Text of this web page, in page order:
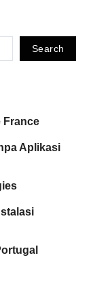
Search
France
Aplikasi